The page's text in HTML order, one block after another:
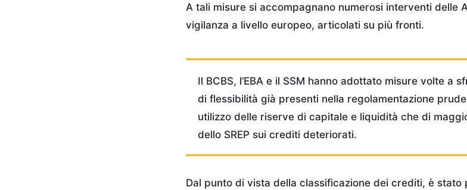
A tali misure si accompagnano numerosi interventi delle
vigilanza a livello europeo, articolati su più fronti.
Il BCBS, l’EBA e il SSM hanno adottato misure volte a
di flessibilità già presenti nella regolamentazione
utilizzo delle riserve di capitale e liquidità che di
dello SREP sui crediti deteriorati.
Dal punto di vista della classificazione dei crediti, è